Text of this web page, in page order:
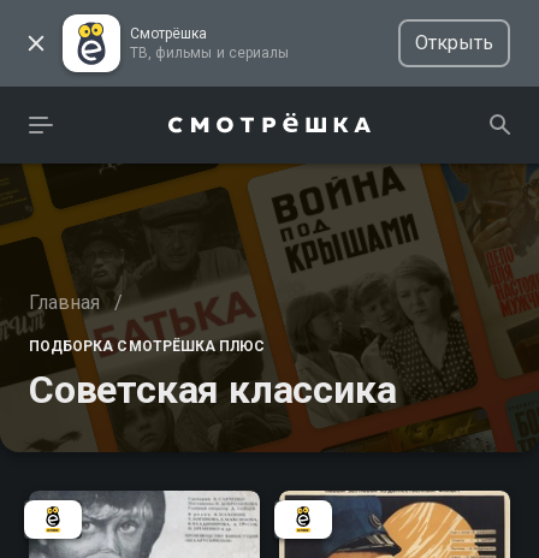
Смотрёшка
ТВ, фильмы и сериалы
Открыть
Главная /
ПОДБОРКА СМОТРЁШКА ПЛЮС
Советская классика